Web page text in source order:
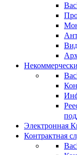
Электронная
Контрактная